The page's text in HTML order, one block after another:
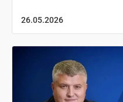
26.05.2026